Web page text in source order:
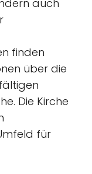
auch
finden
über die
Die Kirche
für